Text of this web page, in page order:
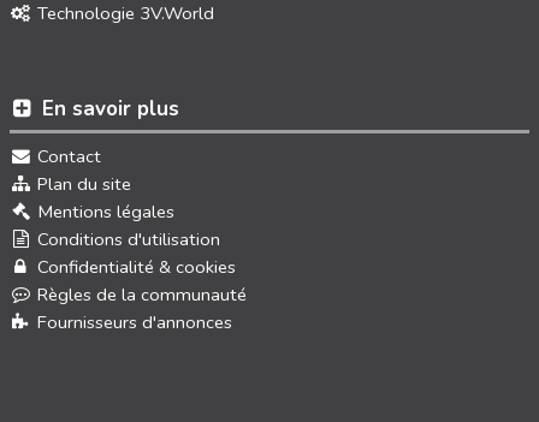
En savoir plus
Contact
Plan du site
Mentions légales
Conditions d'utilisation
Confidentialité & cookies
Règles de la communauté
Fournisseurs d'annonces
Technologie 3V.World